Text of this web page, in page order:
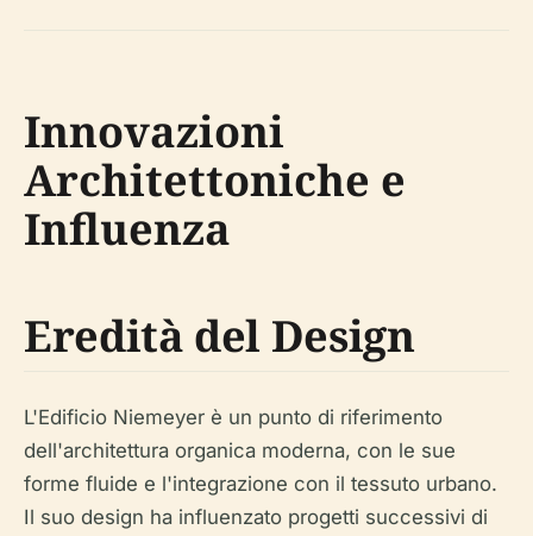
Innovazioni
Architettoniche e
Influenza
Eredità del Design
L'Edificio Niemeyer è un punto di riferimento
dell'architettura organica moderna, con le sue
forme fluide e l'integrazione con il tessuto urbano.
Il suo design ha influenzato progetti successivi di